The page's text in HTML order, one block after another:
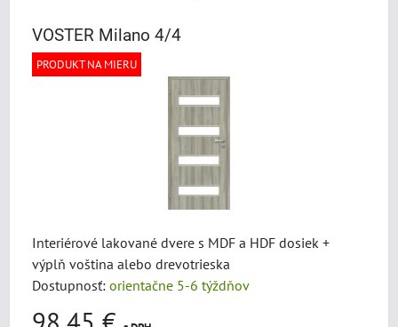
VOSTER Milano 4/4
PRODUKT NA MIERU
Interiérové lakované dvere s MDF a HDF dosiek +
výplň voština alebo drevotrieska
Dostupnosť: orientačne 5-6 týždňov